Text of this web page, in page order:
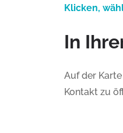
Klicken,
In
Auf der
Kontakt zu